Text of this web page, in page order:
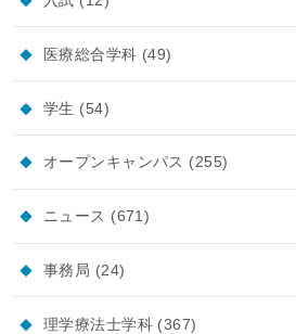
医療総合学科 (49)
学生 (54)
オープンキャンパス (255)
ニュース (671)
事務局 (24)
理学療法士学科 (367)